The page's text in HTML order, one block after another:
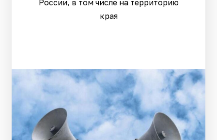
России, в том числе на территорию
края